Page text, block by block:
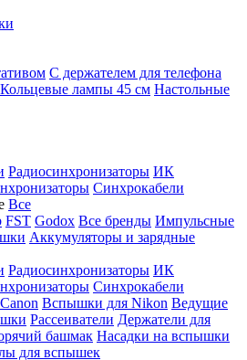
С держателем для телефона
Кольцевые лампы 45 см Настольные
Радиосинхронизаторы ИК
Синхрокабели
Все
FST Godox Все бренды Импульсные
Аккумуляторы и зарядные
Радиосинхронизаторы ИК
Синхрокабели
Вспышки для Nikon Ведущие
Рассеиватели Держатели для
башмак Насадки на вспышки
для вспышек